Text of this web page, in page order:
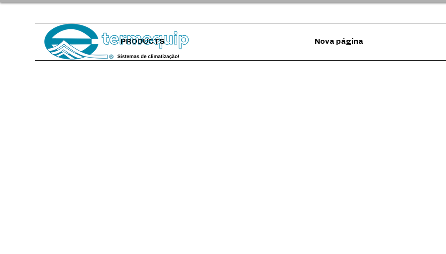
PRODUCTS Nova página